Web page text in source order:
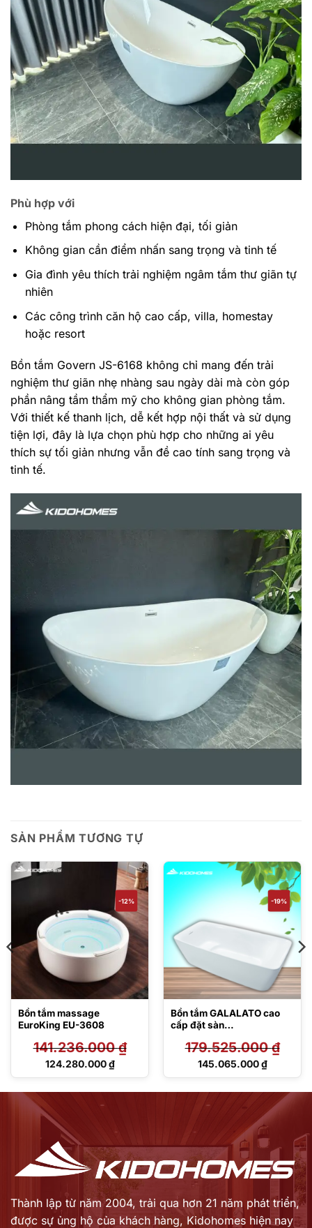
Phù hợp với
Phòng tắm phong cách hiện đại, tối giản
Không gian cần điểm nhấn sang trọng và tinh tế
Gia đình yêu thích trải nghiệm ngâm tắm thư giãn tự
nhiên
Các công trình căn hộ cao cấp, villa, homestay
hoặc resort
Bồn tắm Govern JS-6168 không chỉ mang đến trải
nghiệm thư giãn nhẹ nhàng sau ngày dài mà còn góp
phần nâng tầm thẩm mỹ cho không gian phòng tắm.
Với thiết kế thanh lịch, dễ kết hợp nội thất và sử dụng
tiện lợi, đây là lựa chọn phù hợp cho những ai yêu
thích sự tối giản nhưng vẫn đề cao tính sang trọng và
tinh tế.
SẢN PHẨM TƯƠNG TỰ
-12%
Bồn tắm massage
EuroKing EU-3608
141.236.000₫
Giá
124.280.000₫
Giá
-19%
Bồn tắm GALALATO cao
cấp đặt sàn
TVBF412
179.525.000₫
Giá
179.525.000 ₫.
145.065.000₫
Giá
145.065.000 ₫.
Thành lập từ năm 2004, trải qua hơn 21 năm phát triển,
được sự ủng hộ của khách hàng, Kidohomes hiện nay